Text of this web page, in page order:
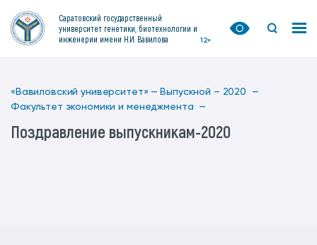
Саратовский государственный
университет генетики, биотехнологии и
инженерии имени Н.И. Вавилова
12+
«Вавиловский университет» — Выпускной – 2020 —
Факультет экономики и менеджмента —
Поздравление выпускникам-2020